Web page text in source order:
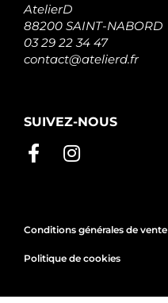
AtelierD
88200 SAINT-NABORD
03 29 22 34 47
contact@atelierd.fr
SUIVEZ-NOUS
Conditions générales de vente
Politique de cookies